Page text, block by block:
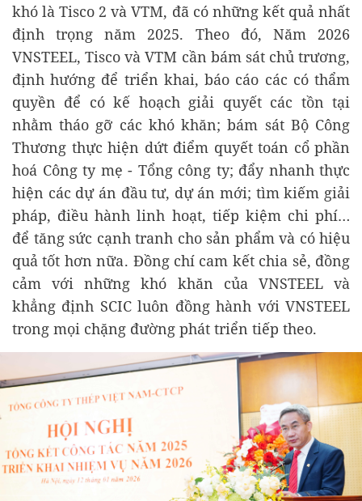
khó là Tisco 2 và VTM, đã có những kết quả nhất
định trọng năm 2025. Theo đó, Năm 2026
VNSTEEL, Tisco và VTM cần bám sát chủ trương,
định hướng để triển khai, báo cáo các có thẩm
quyền để có kế hoạch giải quyết các tồn tại
nhằm tháo gỡ các khó khăn; bám sát Bộ Công
Thương thực hiện dứt điểm quyết toán cổ phần
hoá Công ty mẹ - Tổng công ty; đẩy nhanh thực
hiện các dự án đầu tư, dự án mới; tìm kiếm giải
pháp, điều hành linh hoạt, tiếp kiệm chi phí…
để tăng sức cạnh tranh cho sản phẩm và có hiệu
quả tốt hơn nữa . Đồng chí cam kết chia sẻ, đồng
cảm với những khó khăn của VNSTEEL và
khẳng định SCIC luôn đồng hành với VNSTEEL
trong mọi chặng đường phát triển tiếp theo.